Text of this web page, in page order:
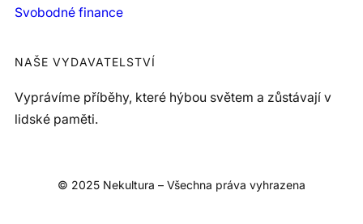
Svobodné finance
NAŠE VYDAVATELSTVÍ
Vyprávíme příběhy, které hýbou světem a zůstávají v
lidské paměti.
© 2025 Nekultura – Všechna práva vyhrazena